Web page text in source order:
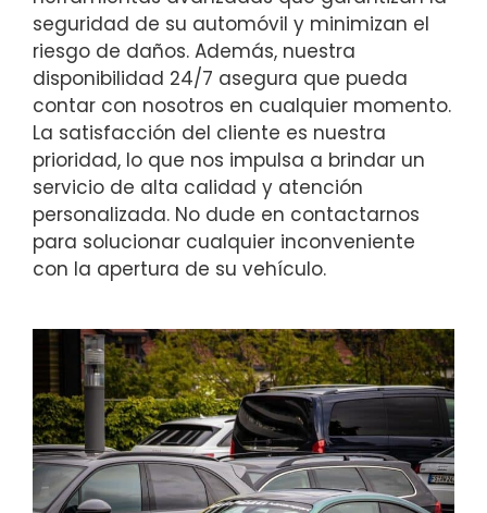
seguridad de su automóvil y minimizan el
riesgo de daños. Además, nuestra
disponibilidad 24/7 asegura que pueda
contar con nosotros en cualquier momento.
La satisfacción del cliente es nuestra
prioridad, lo que nos impulsa a brindar un
servicio de alta calidad y atención
personalizada. No dude en contactarnos
para solucionar cualquier inconveniente
con la apertura de su vehículo.